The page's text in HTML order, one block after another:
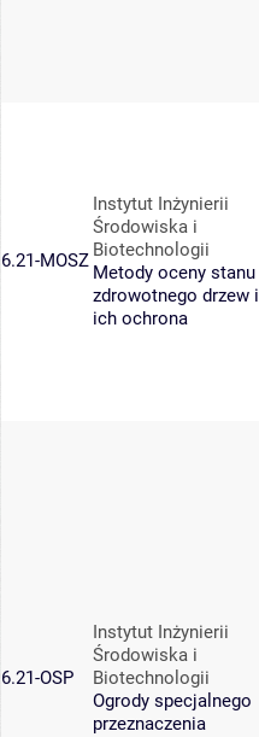
6.21-MOSZ
Instytut Inżynierii
Środowiska i
Biotechnologii
Metody oceny stanu
zdrowotnego drzew i
ich ochrona
6.21-OSP
Instytut Inżynierii
Środowiska i
Biotechnologii
Ogrody specjalnego
przeznaczenia